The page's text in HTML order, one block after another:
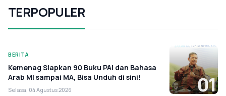
TERPOPULER
BERITA
Kemenag Siapkan 90 Buku PAI dan Bahasa
Arab MI sampai MA, Bisa Unduh di sini!
Selasa, 04 Agustus 2026 01